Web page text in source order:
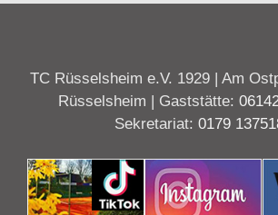
TC Rüsselsheim e.V. 1929 | Am
Rüsselsheim | Gaststätte:
Sekretariat: 0179